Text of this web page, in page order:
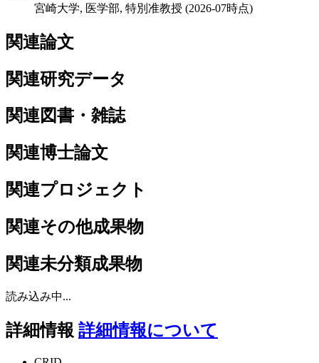
宮崎大学, 医学部, 特別准教授 (2026-07時点)
関連論文
関連研究データ
関連図書・雑誌
関連博士論文
関連プロジェクト
関連その他成果物
関連未分類成果物
読み込み中...
詳細情報 詳細情報について